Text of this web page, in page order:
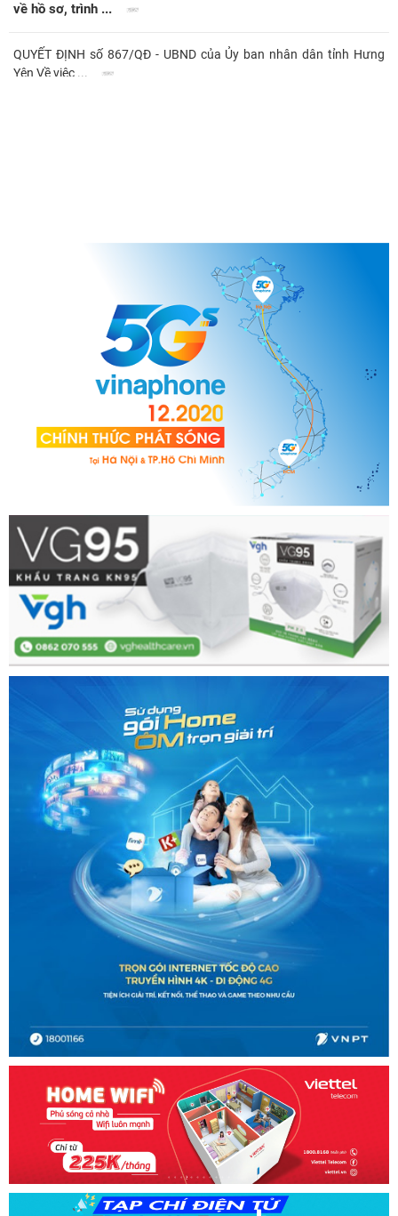
về hồ sơ, trình ...
QUYẾT ĐỊNH số 867/QĐ - UBND của Ủy ban nhân dân tỉnh Hưng
Yên Về việc ...